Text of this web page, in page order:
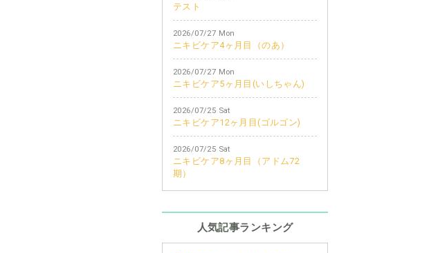
テスト
2026/07/27 Mon
ニキビケア4ヶ月目（のあ）
2026/07/27 Mon
ニキビケア5ヶ月目(いしちゃん)
2026/07/25 Sat
ニキビケア12ヶ月目(ゴルゴン)
2026/07/25 Sat
ニキビケア8ヶ月目（アドム72
期）
人気記事ランキング